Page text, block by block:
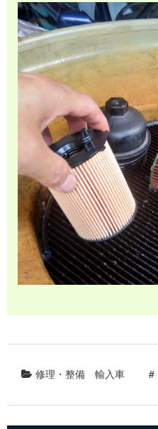
修理・整備 輸入車